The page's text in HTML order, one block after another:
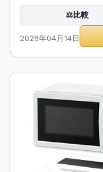
⚖️比較
2026年04月14日